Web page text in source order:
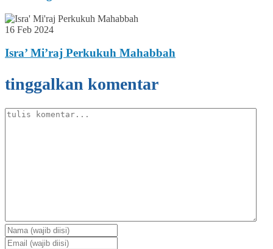
16 Feb 2024
Isra’ Mi’raj Perkukuh Mahabbah
tinggalkan komentar